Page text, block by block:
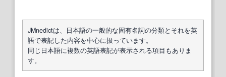
JMnedictは、日本語の一般的な固有名詞の分類とそれを英
語で表記した内容を中心に扱っています。
同じ日本語に複数の英語表記が表示される項目もありま
す。